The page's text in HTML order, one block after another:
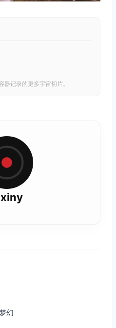
器记录的更多宇宙切片。
幻